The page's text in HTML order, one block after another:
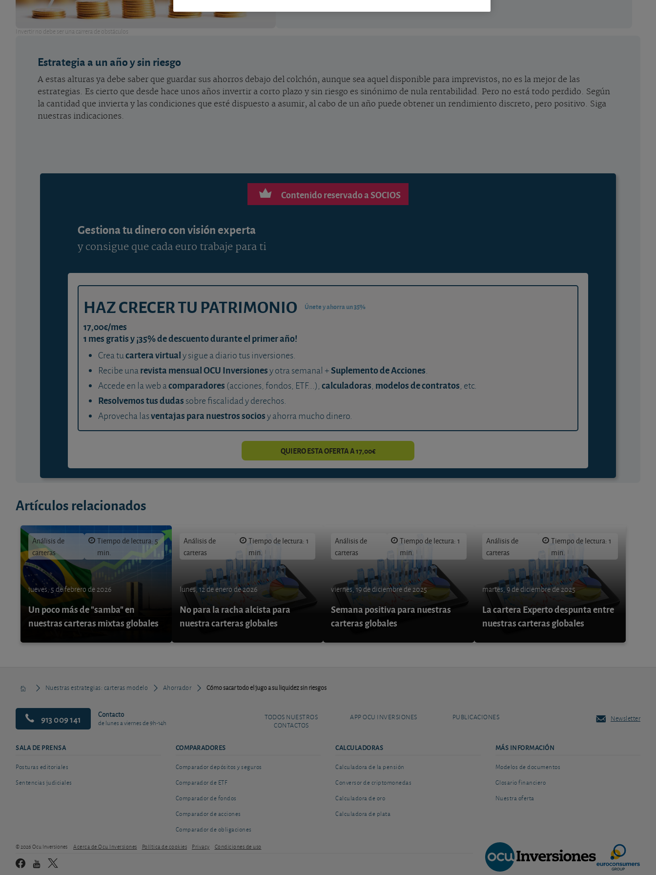
Invertir no debe ser una carrera de obstáculos
Estrategia a un año y sin riesgo
A estas alturas ya debe saber que guardar sus ahorros debajo del colchón, aunque sea aquel disponible para imprevistos, no es la mejor de las
estrategias. Es cierto que desde hace unos años invertir a corto plazo y sin riesgo es sinónimo de nula rentabilidad. Pero no está todo perdido. Según
la cantidad que invierta y las condiciones que esté dispuesto a asumir, al cabo de un año puede obtener un rendimiento discreto, pero positivo. Siga
nuestras indicaciones.
Contenido reservado a SOCIOS
Gestiona tu dinero con visión experta
y consigue que cada euro trabaje para ti
HAZ CRECER TU PATRIMONIO Únete y ahorra un 35%
17,00€/mes
1 mes gratis y ¡35% de descuento durante el primer año!
Crea tucartera virtualy sigue a diario tus inversiones.
Recibe unarevista mensual OCU Inversionesy otra semanal +Suplemento de Acciones.
Accede en la web acomparadores (acciones, fondos, ETF...), calculadoras, modelos de contratos, etc.
Resolvemos tus dudas sobre fiscalidad y derechos.
Aprovecha lasventajas para nuestros sociosy ahorra mucho dinero.
QUIERO ESTA OFERTA A 17,00€
Artículos relacionados
Análisis de
carteras
Tiempo de lectura: 5
min.
jueves, 5 de febrero de 2026
Un poco más de "samba" en
nuestras carteras mixtas globales
Análisis de
carteras
Tiempo de lectura: 1
min.
lunes, 12 de enero de 2026
No para la racha alcista para
nuestra carteras globales
Análisis de
carteras
Tiempo de lectura: 1
min.
viernes, 19 de diciembre de 2025
Semana positiva para nuestras
carteras globales
Análisis de
carteras
Tiempo de lectura: 1
min.
martes, 9 de diciembre de 2025
La cartera Experto despunta entre
nuestras carteras globales
Nuestras estrategias: carteras modelo Ahorrador Cómo sacar todo el jugo a su liquidez sin riesgos
913 009 141 Contacto
de lunes a viernes de 9h-14h
TODOS NUESTROS
CONTACTOS
APP OCU INVERSIONES PUBLICACIONES Newsletter
SALA DE PRENSA
Posturas editoriales
Sentencias judiciales
COMPARADORES
Comparador depósitos y seguros
Comparador de ETF
Comparador de fondos
Comparador de acciones
Comparador de obligaciones
CALCULADORAS
Calculadora de la pensión
Conversor de criptomonedas
Calculadora de oro
Calculadora de plata
MÁS INFORMACIÓN
Modelos de documentos
Glosario financiero
Nuestra oferta
© 2026 Ocu Inversiones Acerca de Ocu Inversiones Política de cookies Privacy Condiciones de uso